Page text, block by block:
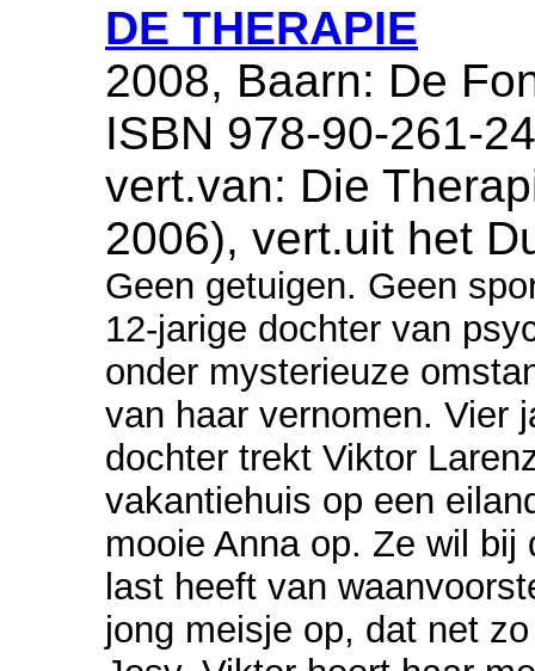
DE THERAPIE
2008, Baarn: De
ISBN 978-90-261-
vert.van: Die
2006), vert.uit het
Geen getuigen. Geen
12-jarige dochter van
onder mysterieuze
van haar vernomen. Vier
dochter trekt Viktor
vakantiehuis op een
mooie Anna op. Ze wil
last heeft van
jong meisje op, dat net